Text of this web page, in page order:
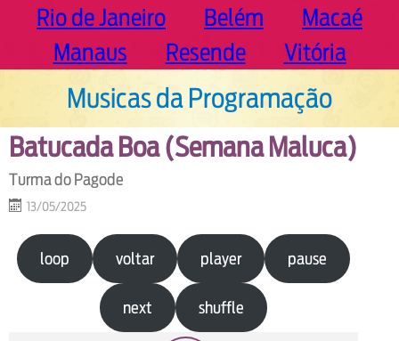
Rio de Janeiro Belém
Macaé
Manaus
Resende Vitória
Musicas da Programação
Batucada Boa (Semana Maluca)
Turma do Pagode
13/05/2025
loop voltar player pause
next shuffle